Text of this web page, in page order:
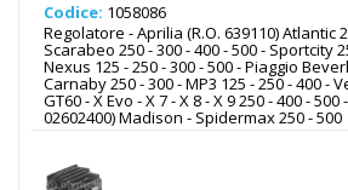
Codice: 1058086
Regolatore - Aprilia (R.O. 639110) Atlantic
Scarabeo 250 - 300 - 400 - 500 - Sportcity
Nexus 125 - 250 - 300 - 500 - Piaggio
Carnaby 250 - 300 - MP3 125 - 250 - 400 -
GT60 - X Evo - X 7 - X 8 - X 9 250 - 400 -
02602400) Madison - Spidermax 250 - 500